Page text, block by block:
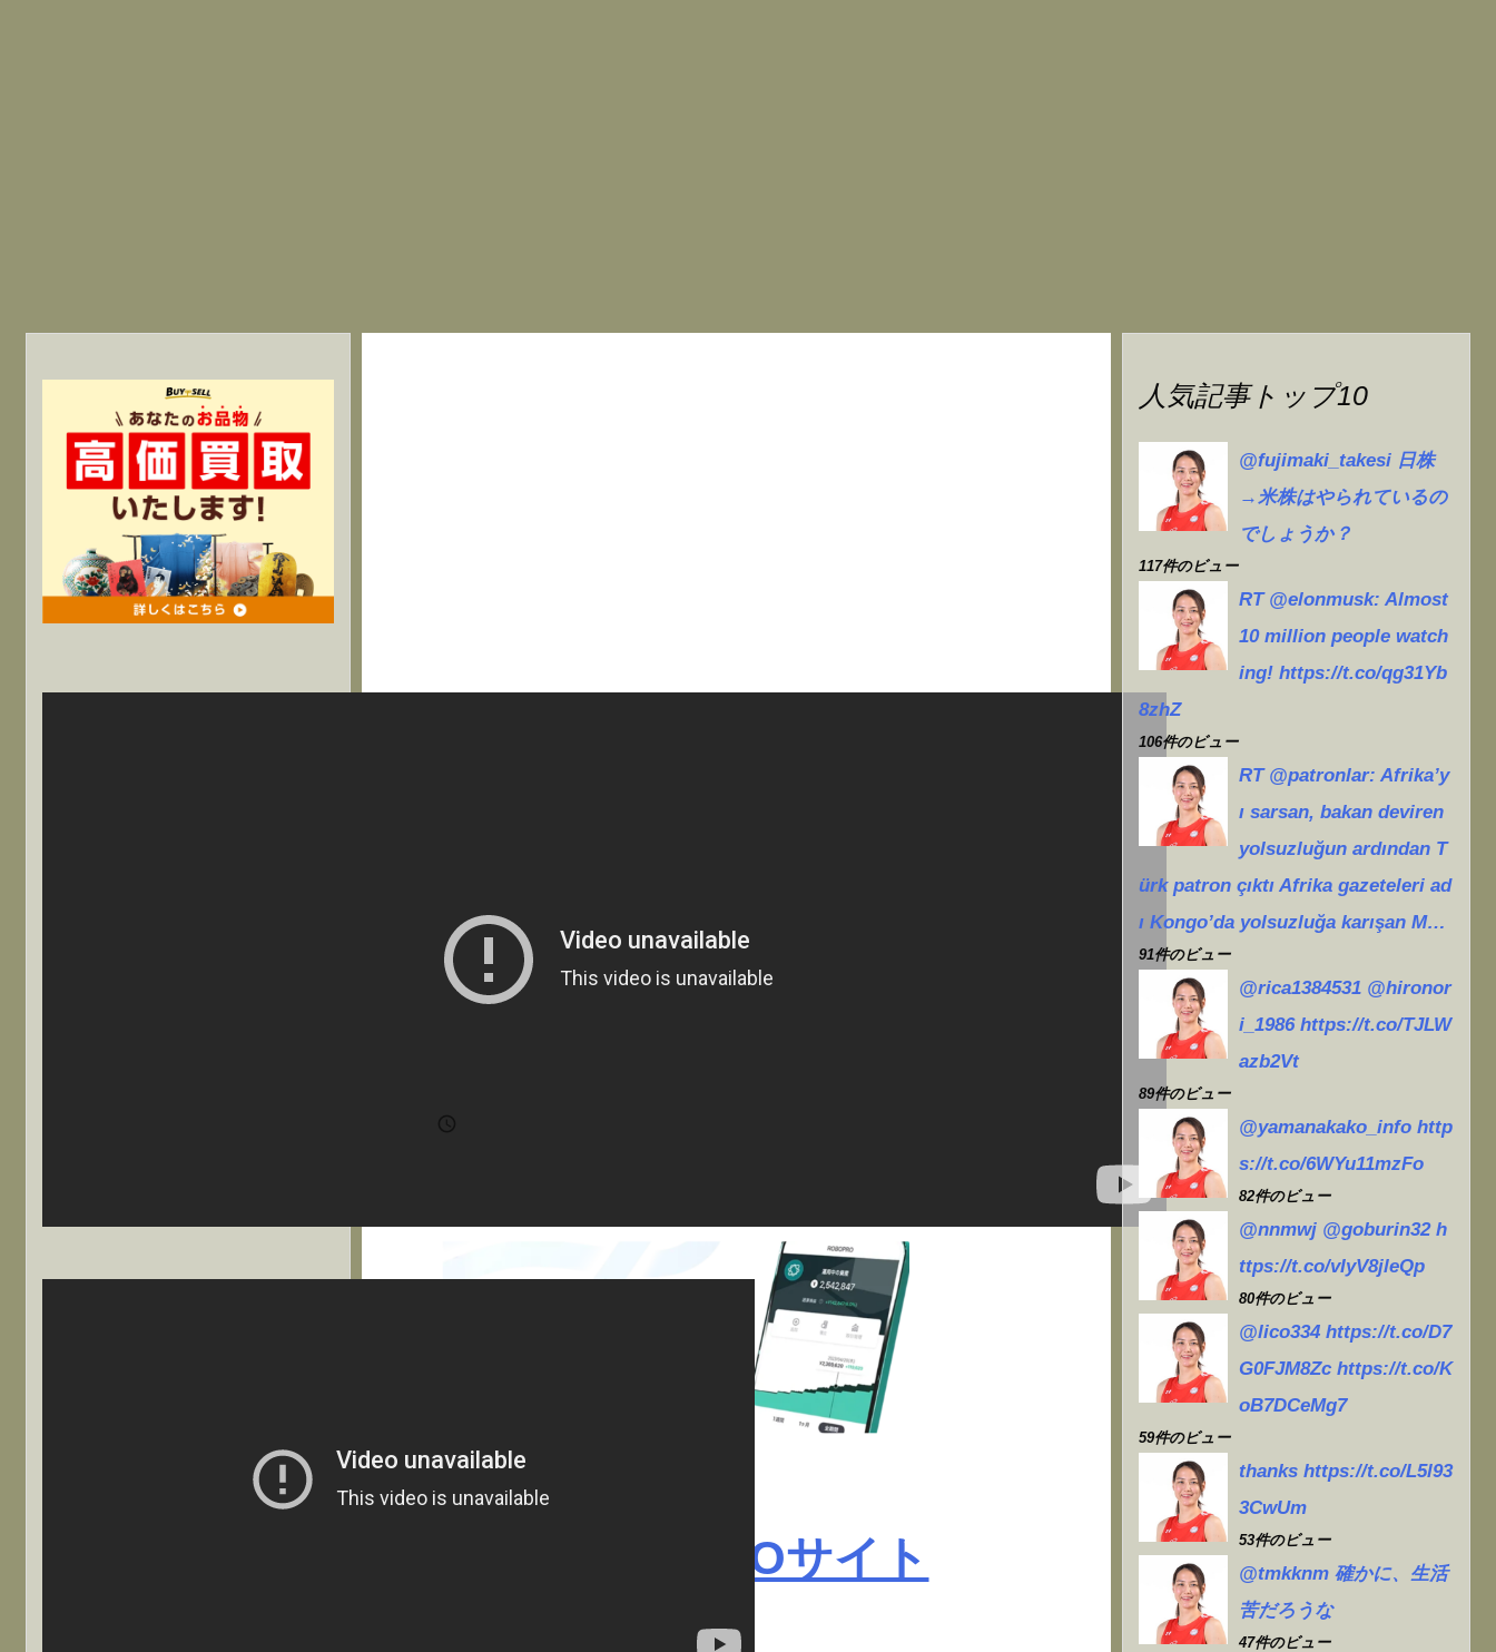
山崎一輝回答せず

ROBOPROサイト
人気記事トップ10
@fujimaki_takesi 日株
→米株はやられているの
でしょうか？
117件のビュー
RT @elonmusk: Almost
10 million people watch
ing! https://t.co/qg31Yb
8zhZ
106件のビュー
RT @patronlar: Afrika’y
ı sarsan, bakan deviren
yolsuzluğun ardından T
ürk patron çıktı Afrika gazeteleri ad
ı Kongo’da yolsuzluğa karışan M…
91件のビュー
@rica1384531 @hironor
i_1986 https://t.co/TJLW
azb2Vt
89件のビュー
@yamanakako_info http
s://t.co/6WYu11mzFo
82件のビュー
@nnmwj @goburin32 h
ttps://t.co/vIyV8jleQp
80件のビュー
@lico334 https://t.co/D7
G0FJM8Zc https://t.co/K
oB7DCeMg7
59件のビュー
thanks https://t.co/L5l93
3CwUm
53件のビュー
@tmkknm 確かに、生活
苦だろうな
47件のビュー